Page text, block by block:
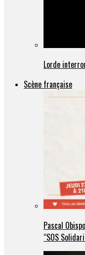
Lorde
Scène française
Pascal
“SOS